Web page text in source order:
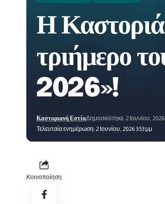
Η Καστοριά
τριήμερο
2026»!
Τελευταία ενημέρωση: 2 Ιουνίου, 2026 3:53 μμ
Καστοριανή ΕστίαΔημοσιεύτηκε: 2 Ιουνίου, 2026
Κοινοποίηση